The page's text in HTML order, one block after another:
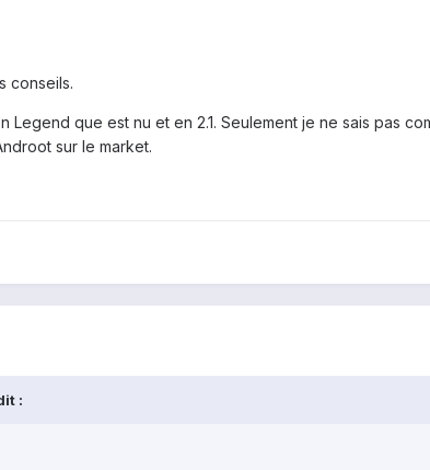
conseils.
Legend que est nu et en 2.1. Seulement je ne sais pas
sur le market.
: